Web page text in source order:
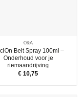
O&A
Belt Spray 100ml –
Onderhoud voor je
riemaandrijving
€ 10,75